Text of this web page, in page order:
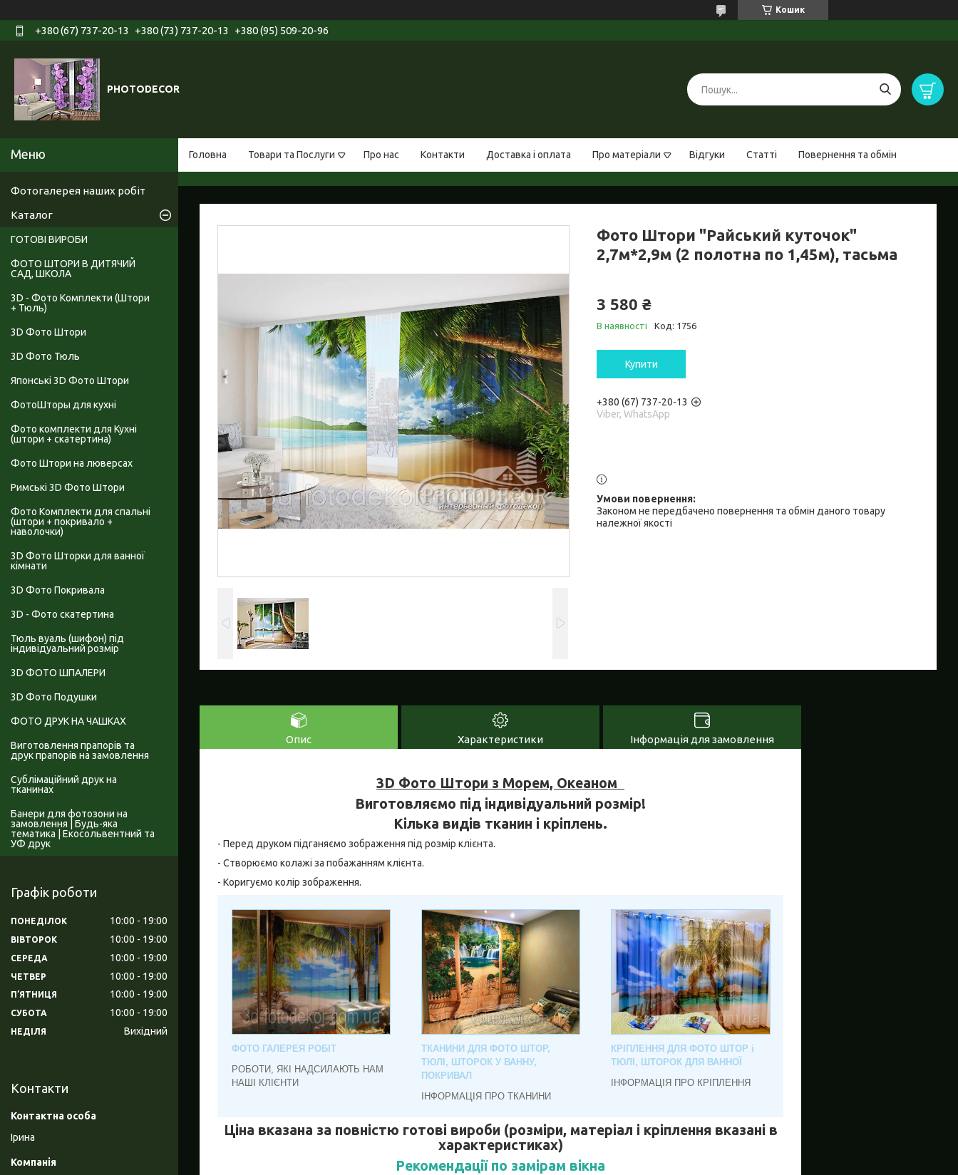
Кошик
+380 (67) 737-20-13 +380 (73) 737-20-13 +380 (95) 509-20-96
PHOTODECOR
Головна Товари та Послуги Про нас Контакти Доставка і оплата Про матеріали Відгуки Статті Повернення та обмін
Фото Штори "Райський куточок"
2,7м*2,9м (2 полотна по 1,45м), тасьма
3 580 ₴
В наявності Код: 1756
Купити
+380 (67) 737-20-13
Viber, WhatsApp
Законом не передбачено повернення та обмін даного товару
належної якості
Опис Характеристики Інформація для замовлення
3D Фото Штори з Морем, Океаном
Виготовляємо під індивідуальний розмір!
Кілька видів тканин і кріплень.
- Перед друком підганяємо зображення під розмір клієнта.
- Створюємо колажі за побажанням клієнта.
- Коригуємо колір зображення.
ФОТО ГАЛЕРЕЯ РОБІТ
РОБОТИ, ЯКІ НАДСИЛАЮТЬ НАМ
НАШІ КЛІЄНТИ
ТКАНИНИ ДЛЯ ФОТО ШТОР,
ТЮЛІ, ШТОРОК У ВАННУ,
ПОКРИВАЛ
ІНФОРМАЦІЯ ПРО ТКАНИНИ
КРІПЛЕННЯ ДЛЯ ФОТО ШТОР і
ТЮЛІ, ШТОРОК ДЛЯ ВАННОЇ
ІНФОРМАЦІЯ ПРО КРІПЛЕННЯ
Ціна вказана за повністю готові вироби (розміри, матеріал і кріплення вказані в
характеристиках)
Рекомендації по замірам вікна
Фотогалерея наших робіт
Каталог
ГОТОВІ ВИРОБИ
ФОТО ШТОРИ В ДИТЯЧИЙ
САД, ШКОЛА
3D - Фото Комплекти (Штори
+ Тюль)
3D Фото Штори
3D Фото Тюль
Японські 3D Фото Штори
ФотоШторы для кухні
Фото комплекти для Кухні
(штори + скатертина)
Фото Штори на люверсах
Римські 3D Фото Штори
Фото Комплекти для спальні
(штори + покривало +
наволочки)
3D Фото Шторки для ванної
кімнати
3D Фото Покривала
3D - Фото скатертина
Тюль вуаль (шифон) під
індивідуальний розмір
3D ФОТО ШПАЛЕРИ
3D Фото Подушки
ФОТО ДРУК НА ЧАШКАХ
Виготовлення прапорів та
друк прапорів на замовлення
Сублімаційний друк на
тканинах
Банери для фотозони на
замовлення | Будь-яка
тематика | Екосольвентний та
УФ друк
Графік роботи
ПОНЕДІЛОК 10:00 19:00
ВІВТОРОК 10:00 19:00
СЕРЕДА 10:00 19:00
ЧЕТВЕР 10:00 19:00
ПʼЯТНИЦЯ 10:00 19:00
СУБОТА 10:00 19:00
НЕДІЛЯ Вихідний
Контакти
Ірина